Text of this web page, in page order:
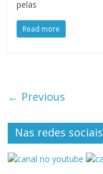
pelas
Read more
← Previous
Nas redes sociais